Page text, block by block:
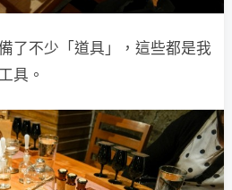
了不少「道具」，這些都是我
具。